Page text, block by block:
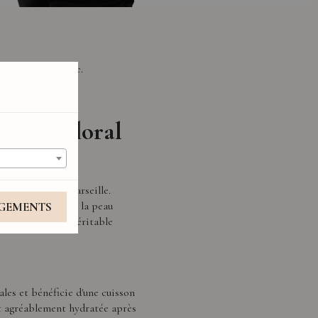
à l'eau claire.
floral
dite de Marseille.
tout en laissant la peau
musc pour un véritable
et bénéficie d'une cuisson
hydratée après